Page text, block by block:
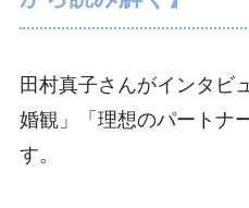
田村真子さんがインタビ
婚観」「理想のパートナ
す。